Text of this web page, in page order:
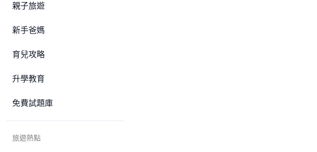
親子旅遊
新手爸媽
育兒攻略
升學教育
免費試題庫
旅遊熱點